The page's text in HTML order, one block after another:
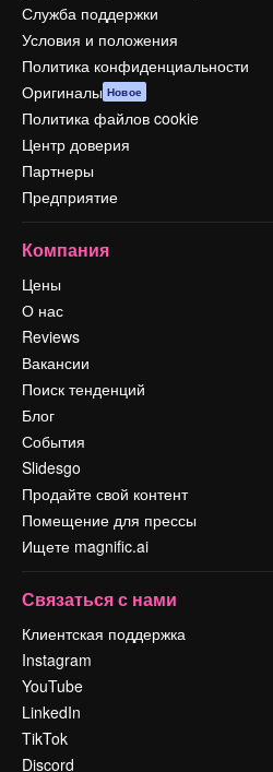
Служба поддержки
Условия и положения
Политика конфиденциальности
Оригиналы Новое
Политика файлов cookie
Центр доверия
Партнеры
Предприятие
Компания
Цены
О нас
Reviews
Вакансии
Поиск тенденций
Блог
События
Slidesgo
Продайте свой контент
Помещение для прессы
Ищете magnific.ai
Связаться с нами
Клиентская поддержка
Instagram
YouTube
LinkedIn
TikTok
Discord